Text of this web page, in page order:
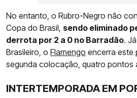
No entanto, o Rubro-Negro não
Copa do Brasil, sendo eliminado
derrota por 2 a 0 no Barradão.
Brasileiro, o Flamengo encerra este
segunda colocação, quatro pontos
INTERTEMPORADA EM